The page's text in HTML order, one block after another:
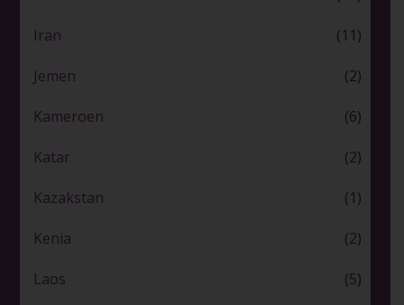
Iran (11)
Jemen (2)
Kameroen (6)
Katar (2)
Kazakstan (1)
Kenia (2)
Laos (5)